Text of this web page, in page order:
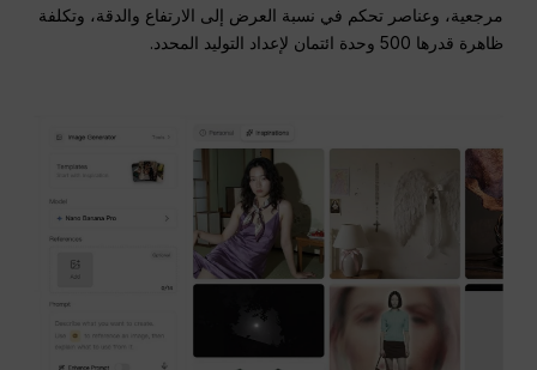
مرجعية، وعناصر تحكم في نسبة العرض إلى الارتفاع والدقة، وتكلفة
ظاهرة قدرها 500 وحدة ائتمان لإعداد التوليد المحدد.